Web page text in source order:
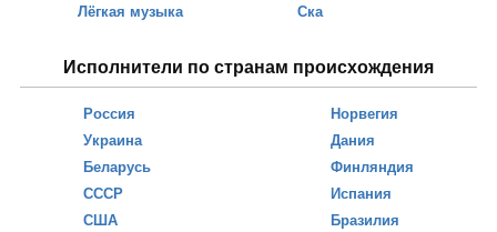
Лёгкая музыка
Ска
Исполнители по странам происхождения
Россия
Украина
Беларусь
СССР
США
Норвегия
Дания
Финляндия
Испания
Бразилия